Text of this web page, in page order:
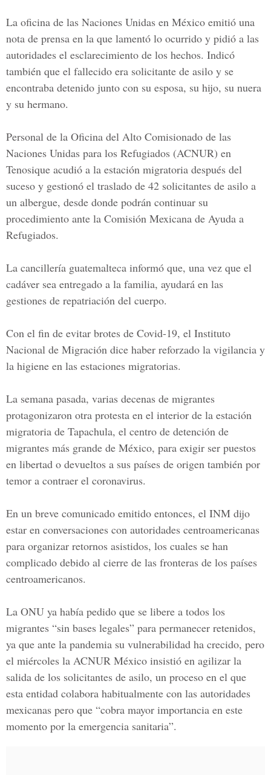
La oficina de las Naciones Unidas en México emitió una
nota de prensa en la que lamentó lo ocurrido y pidió a las
autoridades el esclarecimiento de los hechos. Indicó
también que el fallecido era solicitante de asilo y se
encontraba detenido junto con su esposa, su hijo, su nuera
y su hermano.
Personal de la Oficina del Alto Comisionado de las
Naciones Unidas para los Refugiados (ACNUR) en
Tenosique acudió a la estación migratoria después del
suceso y gestionó el traslado de 42 solicitantes de asilo a
un albergue, desde donde podrán continuar su
procedimiento ante la Comisión Mexicana de Ayuda a
Refugiados.
La cancillería guatemalteca informó que, una vez que el
cadáver sea entregado a la familia, ayudará en las
gestiones de repatriación del cuerpo.
Con el fin de evitar brotes de Covid-19, el Instituto
Nacional de Migración dice haber reforzado la vigilancia y
la higiene en las estaciones migratorias.
La semana pasada, varias decenas de migrantes
protagonizaron otra protesta en el interior de la estación
migratoria de Tapachula, el centro de detención de
migrantes más grande de México, para exigir ser puestos
en libertad o devueltos a sus países de origen también por
temor a contraer el coronavirus.
En un breve comunicado emitido entonces, el INM dijo
estar en conversaciones con autoridades centroamericanas
para organizar retornos asistidos, los cuales se han
complicado debido al cierre de las fronteras de los países
centroamericanos.
La ONU ya había pedido que se libere a todos los
migrantes “sin bases legales” para permanecer retenidos,
ya que ante la pandemia su vulnerabilidad ha crecido, pero
el miércoles la ACNUR México insistió en agilizar la
salida de los solicitantes de asilo, un proceso en el que
esta entidad colabora habitualmente con las autoridades
mexicanas pero que “cobra mayor importancia en este
momento por la emergencia sanitaria”.